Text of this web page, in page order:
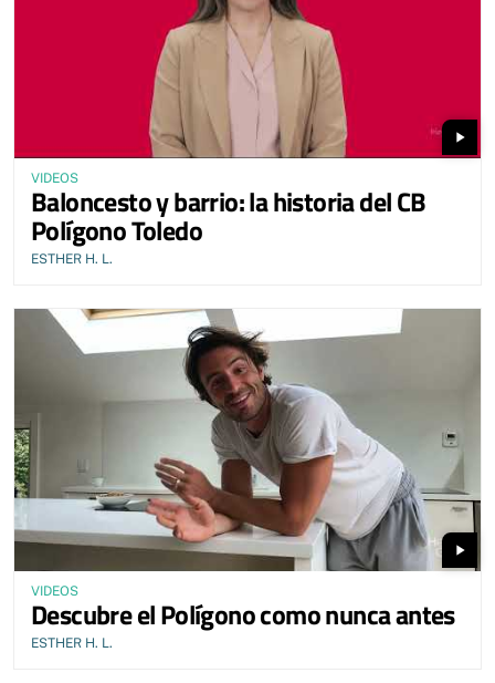
play_arrow
VIDEOS
Baloncesto y barrio: la historia del CB
Polígono Toledo
ESTHER H. L.
play_arrow
VIDEOS
Descubre el Polígono como nunca antes
ESTHER H. L.